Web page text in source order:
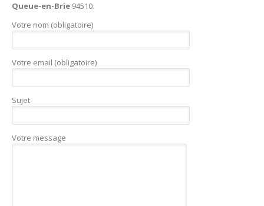
Queue-en-Brie 94510.
Votre nom (obligatoire)
Votre email (obligatoire)
Sujet
Votre message